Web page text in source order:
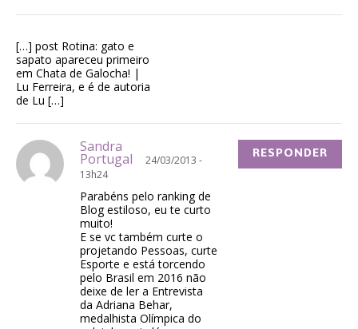
[…] post Rotina: gato e
sapato apareceu primeiro
em Chata de Galocha! |
Lu Ferreira, e é de autoria
de Lu […]
Sandra
Portugal
24/03/2013 -
13h24
Parabéns pelo ranking de
Blog estiloso, eu te curto
muito!
E se vc também curte o
projetando Pessoas, curte
Esporte e está torcendo
pelo Brasil em 2016 não
deixe de ler a Entrevista
da Adriana Behar,
medalhista Olímpica do
RESPONDER